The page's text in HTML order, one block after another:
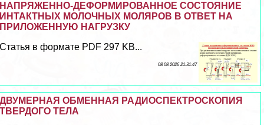
НАПРЯЖЕННО-ДЕФОРМИРОВАННОЕ СОСТОЯНИЕ
ИНТАКТНЫХ МОЛОЧНЫХ МОЛЯРОВ В ОТВЕТ НА
ПРИЛОЖЕННУЮ НАГРУЗКУ
Статья в формате PDF 297 KB...
08 08 2026 21:31:47
ДВУМЕРНАЯ ОБМЕННАЯ РАДИОСПЕКТРОСКОПИЯ
ТВЕРДОГО ТЕЛА